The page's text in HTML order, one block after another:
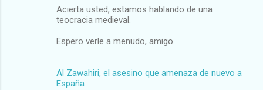
Acierta usted, estamos hablando de una
teocracia medieval.
Espero verle a menudo, amigo.
Al Zawahiri, el asesino que amenaza de nuevo a
España